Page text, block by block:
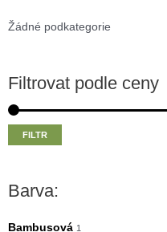
Žádné podkategorie
Filtrovat podle ceny
FILTR
Barva:
Bambusová 1